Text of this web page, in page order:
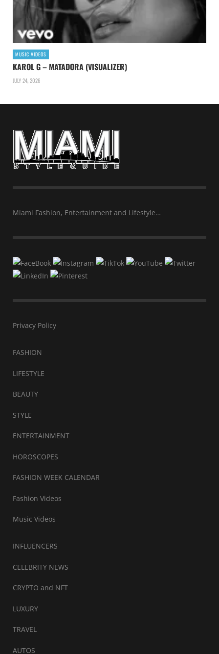
MUSIC VIDEOS
KAROL G – MATADORA (VISUALIZER)
JULY 24, 2026
Miami Fashion, Entertainment and Lifestyle…
Privacy Policy
FASHION
LIFESTYLE
BEAUTY
STYLE
ENTERTAINMENT
HOROSCOPES
FASHION WEEK CALENDAR
Fashion Videos
Music Videos
INFLUENCERS
CELEBRITY NEWS
CRYPTO and NFT
LUXURY
TRAVEL
AUTOS